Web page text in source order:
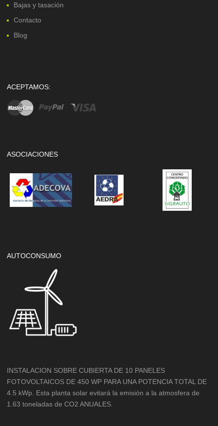
Bajas y tasación
Contacto
Blog
ACEPTAMOS:
ASOCIACIONES
AUTOCONSUMO
INSTALACION SOBRE CUBIERTA DE 10 PANELES
FOTOVOLTAICOS DE 450 WP PARA UNA POTENCIA TOTAL DE
4.5 kWp. Esta planta solar evitará la emisión a la atmosfera de
1.63 toneladas de CO2 ANUALES.